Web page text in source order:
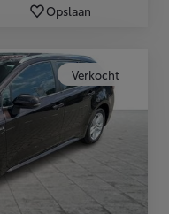
Opslaan
Verkocht